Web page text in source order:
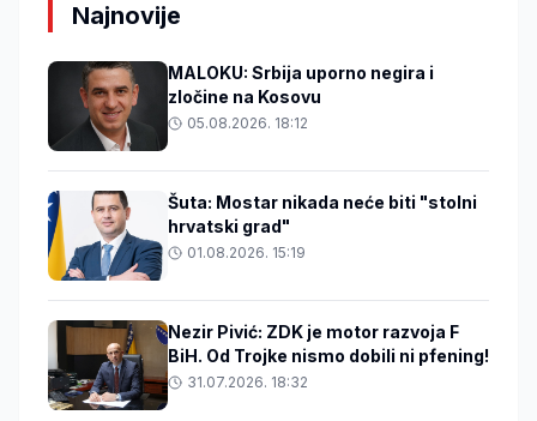
Najnovije
MALOKU: Srbija uporno negira i
zločine na Kosovu
05.08.2026. 18:12
Šuta: Mostar nikada neće biti "stolni
hrvatski grad"
01.08.2026. 15:19
Nezir Pivić: ZDK je motor razvoja F
BiH. Od Trojke nismo dobili ni pfening!
31.07.2026. 18:32